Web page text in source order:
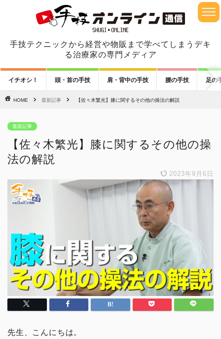
手技テクニックから経営や物販まで学べてしまうデキ
る治療家の専門メディア
イチオシ！ 頭・首の手技 肩・背中の手技 腰の手技 足の
HOME 最新記事 【佐々木繁光】膝に関するその他の操法の解説
最新記事
【佐々木繁光】膝に関するその他の操
法の解説
2023年9月6日
先生、こんにちは。